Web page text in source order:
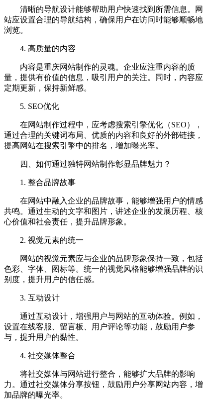
清晰的导航设计能够帮助用户快速找到所需信息。网
站应设置合理的导航结构，确保用户在访问时能够顺畅地
浏览。
4. 高质量的内容
内容是重庆网站制作的灵魂。企业应注重内容的质
量，提供有价值的信息，吸引用户的关注。同时，内容应
定期更新，保持新鲜感。
5. SEO优化
在网站制作过程中，应考虑搜索引擎优化（SEO），
通过合理的关键词布局、优质的内容和良好的外部链接，
提高网站在搜索引擎中的排名，增加曝光率。
四、如何通过独特网站制作彰显品牌魅力？
1. 整合品牌故事
在网站中融入企业的品牌故事，能够增强用户的情感
共鸣。通过生动的文字和图片，讲述企业的发展历程、核
心价值和社会责任，提升品牌形象。
2. 视觉元素的统一
网站的视觉元素应与企业的品牌形象保持一致，包括
色彩、字体、图标等。统一的视觉风格能够增强品牌的识
别度，提升用户的信任感。
3. 互动设计
通过互动设计，增强用户与网站的互动体验。例如，
设置在线客服、留言板、用户评论等功能，鼓励用户参
与，提升用户的黏性。
4. 社交媒体整合
将社交媒体与网站进行整合，能够扩大品牌的影响
力。通过社交媒体分享按钮，鼓励用户分享网站内容，增
加品牌的曝光率。